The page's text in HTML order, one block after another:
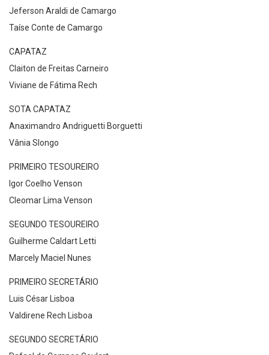
Jeferson Araldi de Camargo
Taíse Conte de Camargo
CAPATAZ
Claiton de Freitas Carneiro
Viviane de Fátima Rech
SOTA CAPATAZ
Anaximandro Andriguetti Borguetti
Vânia Slongo
PRIMEIRO TESOUREIRO
Igor Coelho Venson
Cleomar Lima Venson
SEGUNDO TESOUREIRO
Guilherme Caldart Letti
Marcely Maciel Nunes
PRIMEIRO SECRETÁRIO
Luis César Lisboa
Valdirene Rech Lisboa
SEGUNDO SECRETÁRIO